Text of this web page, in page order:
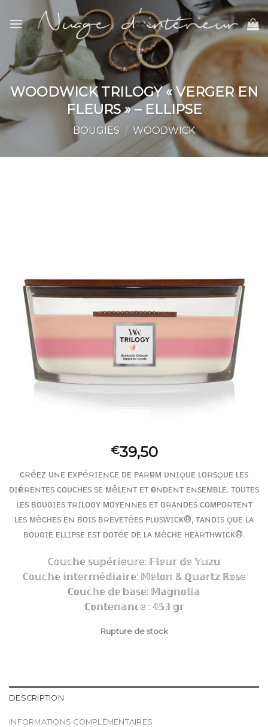
content
WOODWICK TRILOGY « VERGER EN
FLEURS » – ELLIPSE
BOUGIES / WOODWICK
€39,50
ᴄʀéᴇᴢ ᴜɴᴇ ᴇxᴘéʀɪᴇɴᴄᴇ ᴅᴇ ᴘᴀʀғᴜᴍ ᴜɴɪǫᴜᴇ ʟᴏʀsǫᴜᴇ ʟᴇs
ᴅɪғғéʀᴇɴᴛᴇs ᴄᴏᴜᴄʜᴇs sᴇ ᴍêʟᴇɴᴛ ᴇᴛ ғᴏɴᴅᴇɴᴛ ᴇɴsᴇᴍʙʟᴇ. ᴛᴏᴜᴛᴇs
ʟᴇs ʙᴏᴜɢɪᴇs ᴛʀɪʟᴏɢʏ ᴍᴏʏᴇɴɴᴇs ᴇᴛ ɢʀᴀɴᴅᴇs ᴄᴏᴍᴘᴏʀᴛᴇɴᴛ
ʟᴇs ᴍèᴄʜᴇs ᴇɴ ʙᴏɪs ʙʀᴇᴠᴇᴛéᴇs ᴘʟᴜsᴡɪᴄᴋ®, ᴛᴀɴᴅɪs ǫᴜᴇ ʟᴀ
ʙᴏᴜɢɪᴇ ᴇʟʟɪᴘsᴇ ᴇsᴛ ᴅᴏᴛéᴇ ᴅᴇ ʟᴀ ᴍèᴄʜᴇ ʜᴇᴀʀᴛʜᴡɪᴄᴋ®.
ℂ𝕠𝕦𝕔𝕙𝕖 𝕤𝕦𝕡é𝕣𝕚𝕖𝕦𝕣𝕖: 𝔽𝕝𝕖𝕦𝕣 𝕕𝕖 𝕐𝕦𝕫𝕦
ℂ𝕠𝕦𝕔𝕙𝕖 𝕚𝕟𝕥𝕖𝕣𝕞é𝕕𝕚𝕒𝕚𝕣𝕖: 𝕄𝕖𝕝𝕠𝕟 & ℚ𝕦𝕒𝕣𝕥𝕫 ℝ𝕠𝕤𝕖
ℂ𝕠𝕦𝕔𝕙𝕖 𝕕𝕖 𝕓𝕒𝕤𝕖: 𝕄𝕒𝕘𝕟𝕠𝕝𝕚𝕒
ℂ𝕠𝕟𝕥𝕖𝕟𝕒𝕟𝕔𝕖 : 𝟜𝟝𝟛 𝕘𝕣
Rupture de stock
DESCRIPTION
INFORMATIONS COMPLÉMENTAIRES